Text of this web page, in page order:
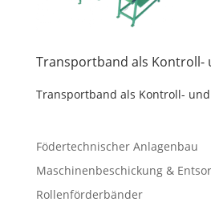
Transportband als Kontroll-
Transportband als Kontroll-
Födertechnischer Anlagenbau
Maschinenbeschickung &
Rollenförderbänder